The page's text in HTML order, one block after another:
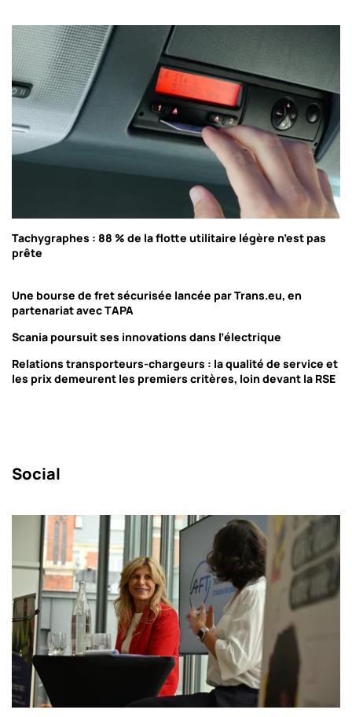
Tachygraphes : 88 % de la flotte utilitaire légère n’est pas
prête
Une bourse de fret sécurisée lancée par Trans.eu, en
partenariat avec TAPA
Scania poursuit ses innovations dans l’électrique
Relations transporteurs-chargeurs : la qualité de service et
les prix demeurent les premiers critères, loin devant la RSE
Social